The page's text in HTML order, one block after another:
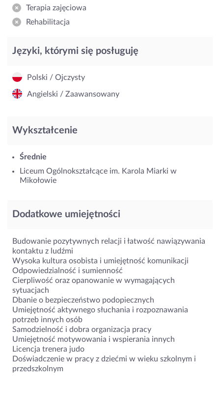
Terapia zajęciowa
Rehabilitacja
Języki, którymi się posługuję
Polski / Ojczysty
Angielski / Zaawansowany
Wykształcenie
Średnie
Liceum Ogólnokształcące im. Karola Miarki w
Mikołowie
Dodatkowe umiejętności
Budowanie pozytywnych relacji i łatwość nawiązywania
kontaktu z ludźmi
Wysoka kultura osobista i umiejętność komunikacji
Odpowiedzialność i sumienność
Cierpliwość oraz opanowanie w wymagających
sytuacjach
Dbanie o bezpieczeństwo podopiecznych
Umiejętność aktywnego słuchania i rozpoznawania
potrzeb innych osób
Samodzielność i dobra organizacja pracy
Umiejętność motywowania i wspierania innych
Licencja trenera judo
Doświadczenie w pracy z dziećmi w wieku szkolnym i
przedszkolnym